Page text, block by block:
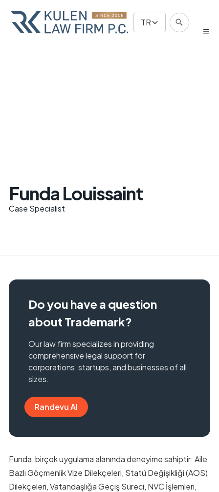
TR
Funda Louissaint
Case Specialist
Funda, birçok uygulama alanında deneyime sahiptir: Aile
Bazlı Göçmenlik Vize Dilekçeleri, Statü Değişikliği (AOS)
Dilekçeleri, Vatandaşlığa Geçiş Süreci, NVC İşlemleri,
Do you have a question
about Trademark?
Our law firm specializes in providing
comprehensive legal support for
corporations, startups, and businesses of all
sizes.
Randevu Al
Randevu Al